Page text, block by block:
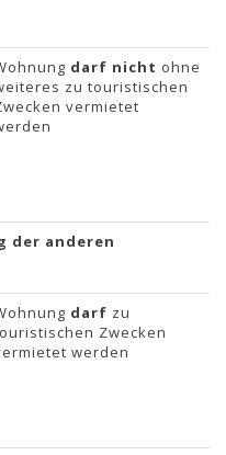
darf nicht ohne
zu touristischen
vermietet
der anderen
darf zu
Zwecken
werden